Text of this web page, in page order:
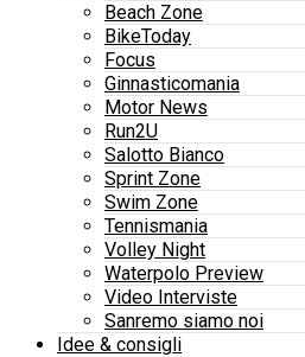
Beach Zone
BikeToday
Focus
Ginnasticomania
Motor News
Run2U
Salotto Bianco
Sprint Zone
Swim Zone
Tennismania
Volley Night
Waterpolo Preview
Video Interviste
Sanremo siamo noi
Idee & consigli